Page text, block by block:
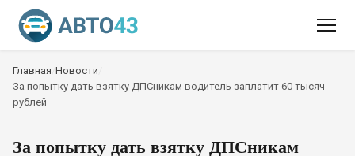
Главная Новости
За попытку дать взятку ДПСникам водитель заплатит 60 тысяч
рублей
За попытку дать взятку ДПСникам